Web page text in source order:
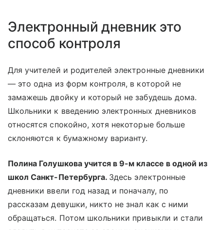
Электронный дневник это
способ контроля
Для учителей и родителей электронные дневники
— это одна из форм контроля, в которой не
замажешь двойку и который не забудешь дома.
Школьники к введению электронных дневников
относятся спокойно, хотя некоторые больше
склоняются к бумажному варианту.
Полина Голушкова учится в 9-м классе в одной из
школ Санкт-Петербурга. Здесь электронные
дневники ввели год назад и поначалу, по
рассказам девушки, никто не знал как с ними
обращаться. Потом школьники привыкли и стали